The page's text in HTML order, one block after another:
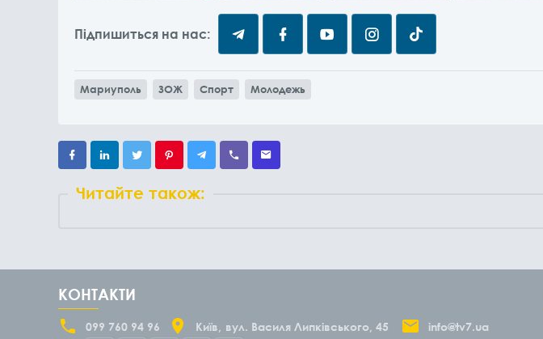
Підпишиться на нас:
Мариуполь ЗОЖ Спорт Молодежь
Читайте також:
КОНТАКТИ
099 760 94 96 Київ вул. Василя Липківського, 45 info@tv7.ua